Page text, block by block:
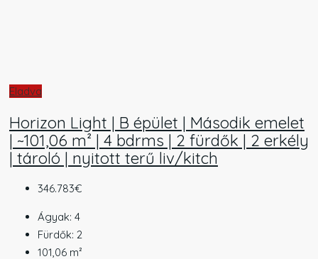
Eladva
Horizon Light | B épület | Második emelet
| ~101,06 m² | 4 bdrms | 2 fürdők | 2 erkély
| tároló | nyitott terű liv/kitch
346.783€
Ágyak: 4
Fürdők: 2
101,06 m²